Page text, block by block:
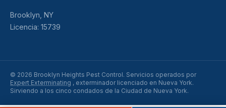
Brooklyn, NY
Licencia: 15739
© 2026 Brooklyn Heights Pest Control. Servicios operados por
Expert Exterminating , exterminador licenciado en Nueva York.
Sirviendo a los cinco condados de la Ciudad de Nueva York.